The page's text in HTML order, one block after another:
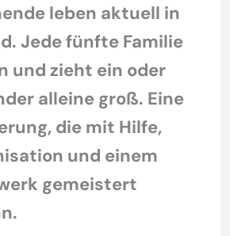
leben aktuell in
Jede fünfte Familie
und zieht ein oder
alleine groß. Eine
die mit Hilfe,
und einem
gemeistert